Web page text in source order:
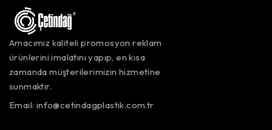
Amacımız kaliteli promosyon reklam
ürünlerini imalatını yapıp, en kısa
zamanda müşterilerimizin hizmetine
sunmaktır.
Email: info@cetindagplastik.com.tr